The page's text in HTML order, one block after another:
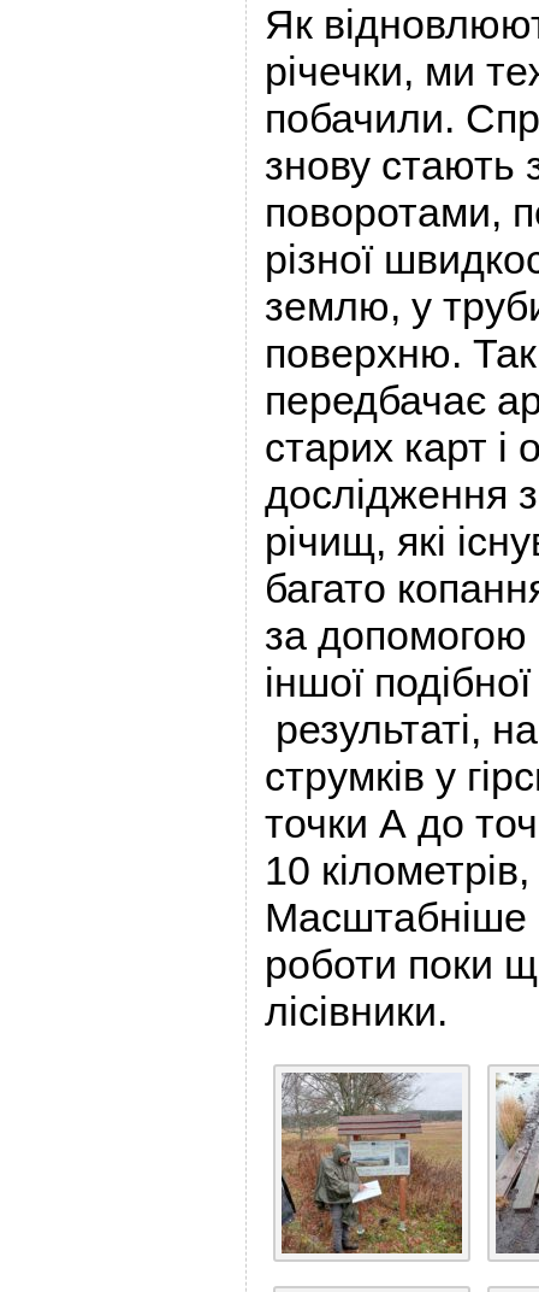
Як
річечки, ми
побачили.
знову стають
поворотами,
різної
землю, у
поверхню.
передбачає
старих карт і
дослідження
річищ, які
багато
за допомогою
іншої
результаті,
струмків у
точки А до
10
Масштабніше
роботи поки
лісівники.